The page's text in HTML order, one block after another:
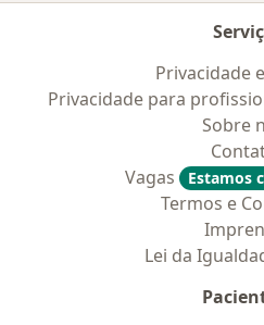
Privacidade
Privacidade para
Sobre
Vagas
Estamos
Termos e
Lei da